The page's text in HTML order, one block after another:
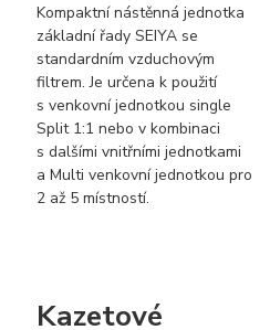
Kompaktní nástěnná jednotka
základní řady SEIYA se
standardním vzduchovým
filtrem. Je určena k použití
s venkovní jednotkou single
Split 1:1 nebo v kombinaci
s dalšími vnitřními jednotkami
a Multi venkovní jednotkou pro
2 až 5 místností.
Kazetové